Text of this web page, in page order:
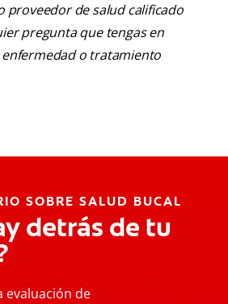
proveedor de salud calificado
pregunta que tengas en
o tratamiento
SOBRE SALUD BUCAL
detrás de tu
evaluación de